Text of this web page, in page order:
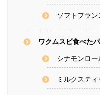
ソフトフラン
ワクムスビ食べた
シナモンロー
ミルクスティ